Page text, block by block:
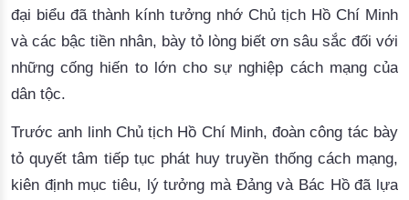
đại biểu đã thành kính tưởng nhớ Chủ tịch Hồ Chí Minh
và các bậc tiền nhân, bày tỏ lòng biết ơn sâu sắc đối với
những cống hiến to lớn cho sự nghiệp cách mạng của
dân tộc.
Trướcanh linhChủ tịch Hồ Chí Minh,đoàncông tác bày
tỏ quyết tâm tiếp tục phát huy truyền thống cách mạng,
kiên định mục tiêu, lý tưởng mà Đảng và Bác Hồ đã lựa